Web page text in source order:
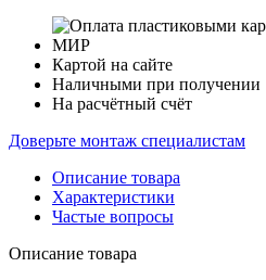
Картой на сайте
Наличными при получении
На расчётный счёт
Доверьте монтаж специалистам
Описание товара
Характеристики
Частые вопросы
Описание товара